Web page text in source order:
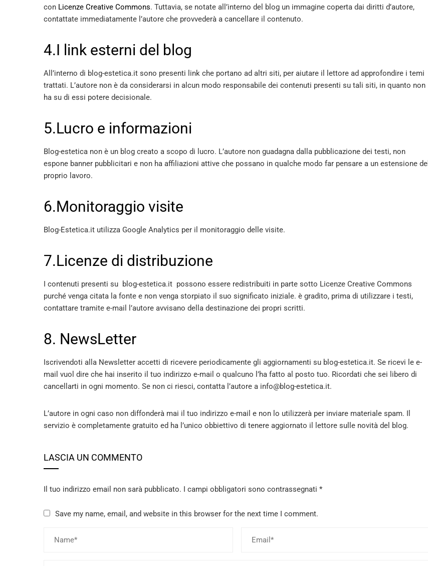
con Licenze Creative Commons. Tuttavia, se notate all’interno del blog un immagine coperta dai diritti d’autore,
contattate immediatamente l’autore che provvederà a cancellare il contenuto.
4.I link esterni del blog
All’interno di blog-estetica.it sono presenti link che portano ad altri siti, per aiutare il lettore ad approfondire i temi
trattati. L’autore non è da considerarsi in alcun modo responsabile dei contenuti presenti su tali siti, in quanto non
ha su di essi potere decisionale.
5.Lucro e informazioni
Blog-estetica non è un blog creato a scopo di lucro. L’autore non guadagna dalla pubblicazione dei testi, non
espone banner pubblicitari e non ha affiliazioni attive che possano in qualche modo far pensare a un estensione del
proprio lavoro.
6.Monitoraggio visite
Blog-Estetica.it utilizza Google Analytics per il monitoraggio delle visite.
7.Licenze di distribuzione
I contenuti presenti su blog-estetica.it possono essere redistribuiti in parte sotto Licenze Creative Commons
purché venga citata la fonte e non venga storpiato il suo significato iniziale. è gradito, prima di utilizzare i testi,
contattare tramite e-mail l’autore avvisano della destinazione dei propri scritti.
8. NewsLetter
Iscrivendoti alla Newsletter accetti di ricevere periodicamente gli aggiornamenti su blog-estetica.it. Se ricevi le e-
mail vuol dire che hai inserito il tuo indirizzo e-mail o qualcuno l’ha fatto al posto tuo. Ricordati che sei libero di
cancellarti in ogni momento. Se non ci riesci, contatta l’autore a info@blog-estetica.it.
L’autore in ogni caso non diffonderà mai il tuo indirizzo e-mail e non lo utilizzerà per inviare materiale spam. Il
servizio è completamente gratuito ed ha l’unico obbiettivo di tenere aggiornato il lettore sulle novità del blog.
LASCIA UN COMMENTO
Il tuo indirizzo email non sarà pubblicato. I campi obbligatori sono contrassegnati *
Save my name, email, and website in this browser for the next time I comment.